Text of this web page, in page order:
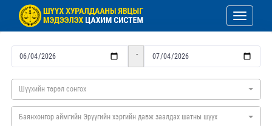
Toggle
-
Шүүхийн төрөл сонгох
Баянхонгор аймгийн Эрүүгийн хэргийн давж заалдах шатны шүүх